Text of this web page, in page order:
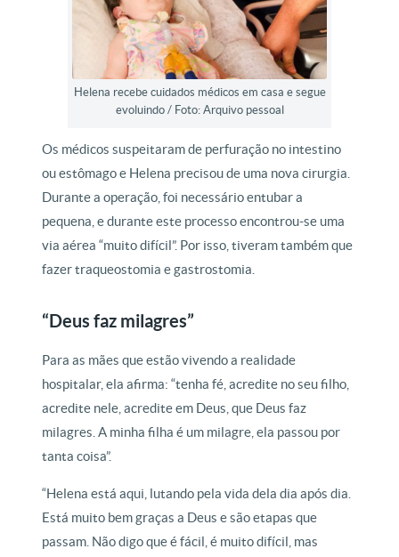
Helena recebe cuidados médicos em casa e segue
evoluindo / Foto: Arquivo pessoal
Os médicos suspeitaram de perfuração no intestino
ou estômago e Helena precisou de uma nova cirurgia.
Durante a operação, foi necessário entubar a
pequena, e durante este processo encontrou-se uma
via aérea “muito difícil”. Por isso, tiveram também que
fazer traqueostomia e gastrostomia.
“Deus faz milagres”
Para as mães que estão vivendo a realidade
hospitalar, ela afirma: “tenha fé, acredite no seu filho,
acredite nele, acredite em Deus, que Deus faz
milagres. A minha filha é um milagre, ela passou por
tanta coisa”.
“Helena está aqui, lutando pela vida dela dia após dia.
Está muito bem graças a Deus e são etapas que
passam. Não digo que é fácil, é muito difícil, mas